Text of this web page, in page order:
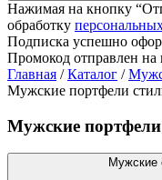
Нажимая на кнопку
обработку
Подписка успешно
Промокод отправлен на
Главная / Каталог /
Мужские портфели
Мужские
Мужские